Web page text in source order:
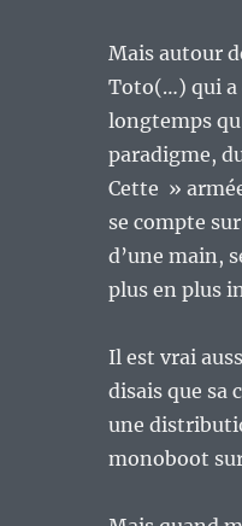
Mais autour
Toto(…) qui a
longtemps
paradigme,
Cette »
se compte
d’une main,
plus en plus
Il est vrai
disais que sa
une
monoboot